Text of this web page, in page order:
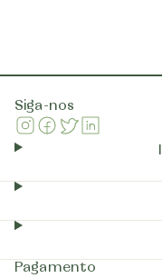
Siga-nos
Instagram
Facebook
Twitter
Pagamento